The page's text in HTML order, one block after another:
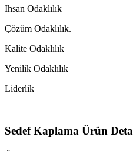
Ihsan Odaklılık
Çözüm Odaklılık.
Kalite Odaklılık
Yenilik Odaklılık
Liderlik
Sedef Kaplama Ürün